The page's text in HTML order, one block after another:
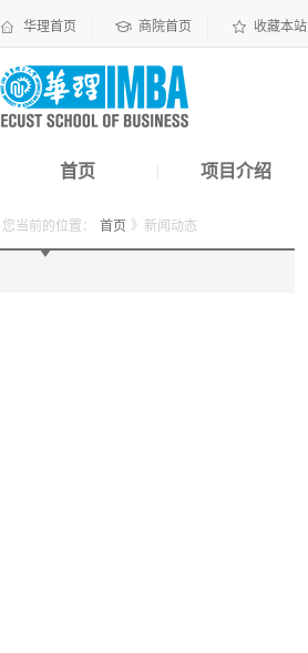
华理首页 商院首页 收藏本站
首页 项目介绍
您当前的位置： 首页 》新闻动态